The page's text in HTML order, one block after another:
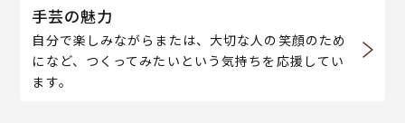
手芸の魅力
自分で楽しみながらまたは、大切な人の笑顔のため
になど、つくってみたいという気持ちを応援してい
ます。